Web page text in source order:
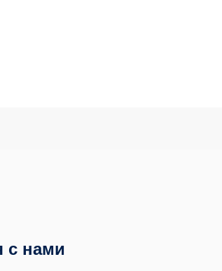
с нами